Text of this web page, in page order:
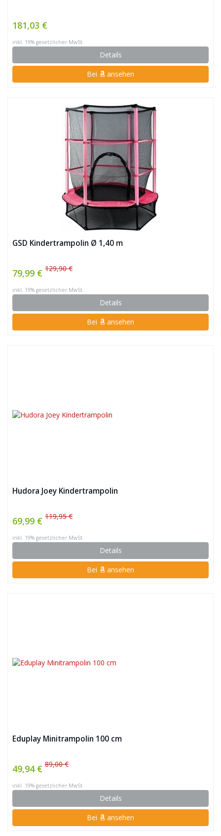
181,03 €
inkl. 19% gesetzlicher MwSt.
Details
Bei ansehen
GSD Kindertrampolin Ø 1,40 m
79,99 € 129,90 €
inkl. 19% gesetzlicher MwSt.
Details
Bei ansehen
Hudora Joey Kindertrampolin
69,99 € 119,95 €
inkl. 19% gesetzlicher MwSt.
Details
Bei ansehen
Eduplay Minitrampolin 100 cm
49,94 € 89,00 €
inkl. 19% gesetzlicher MwSt.
Details
Bei ansehen